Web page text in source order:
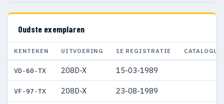
Oudste exemplaren
KENTEKEN UITVOERING 1E REGISTRATIE
VD-60-TX 208D-X 15-03-1989
VF-97-TX 208D-X 23-08-1989